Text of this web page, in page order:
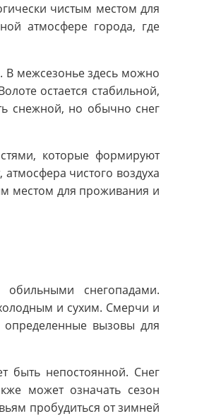
чистым местом для
атмосфере города, где
В межсезонье здесь можно
остается стабильной,
снежной, но обычно снег
которые формируют
чистого воздуха
местом для проживания и
снегопадами.
и сухим. Смерчи и
вызовы для
быть непостоянной. Снег
может означать сезон
пробудиться от зимней